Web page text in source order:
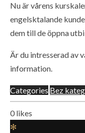
Nu är vårens
engelsktalande
dem till de öppna
Är du intresserad av
information.
Categories Bez
0 likes
✻